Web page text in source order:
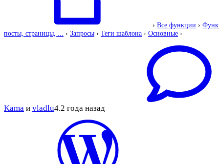
› Все функции ›
посты, страницы, ...
› Запросы › Теги шаблона › Основные ›
Kama и vladlu4.2 года назад